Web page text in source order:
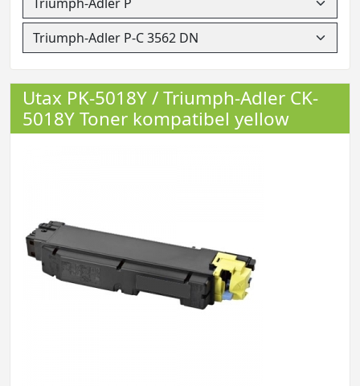
Utax PK-5018Y / Triumph-Adler CK-
5018Y Toner kompatibel yellow